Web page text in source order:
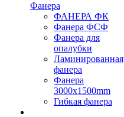
Фанера
ФАНЕРА ФК
Фанера ФСФ
Фанера для
опалубки
Ламинированная
фанера
Фанера
3000х1500mm
Гибкая фанера